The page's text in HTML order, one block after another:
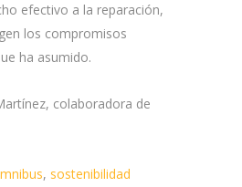
efectivo a la reparación,
los compromisos
ha asumido.
colaboradora de
, sostenibilidad